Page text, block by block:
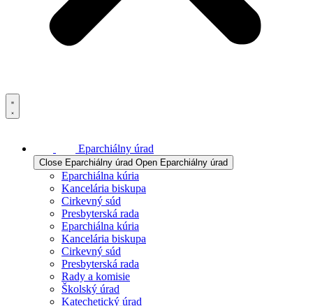
Eparchiálny úrad
Close Eparchiálny úrad Open Eparchiálny úrad
Eparchiálna kúria
Kancelária biskupa
Cirkevný súd
Presbyterská rada
Eparchiálna kúria
Kancelária biskupa
Cirkevný súd
Presbyterská rada
Rady a komisie
Školský úrad
Katechetický úrad